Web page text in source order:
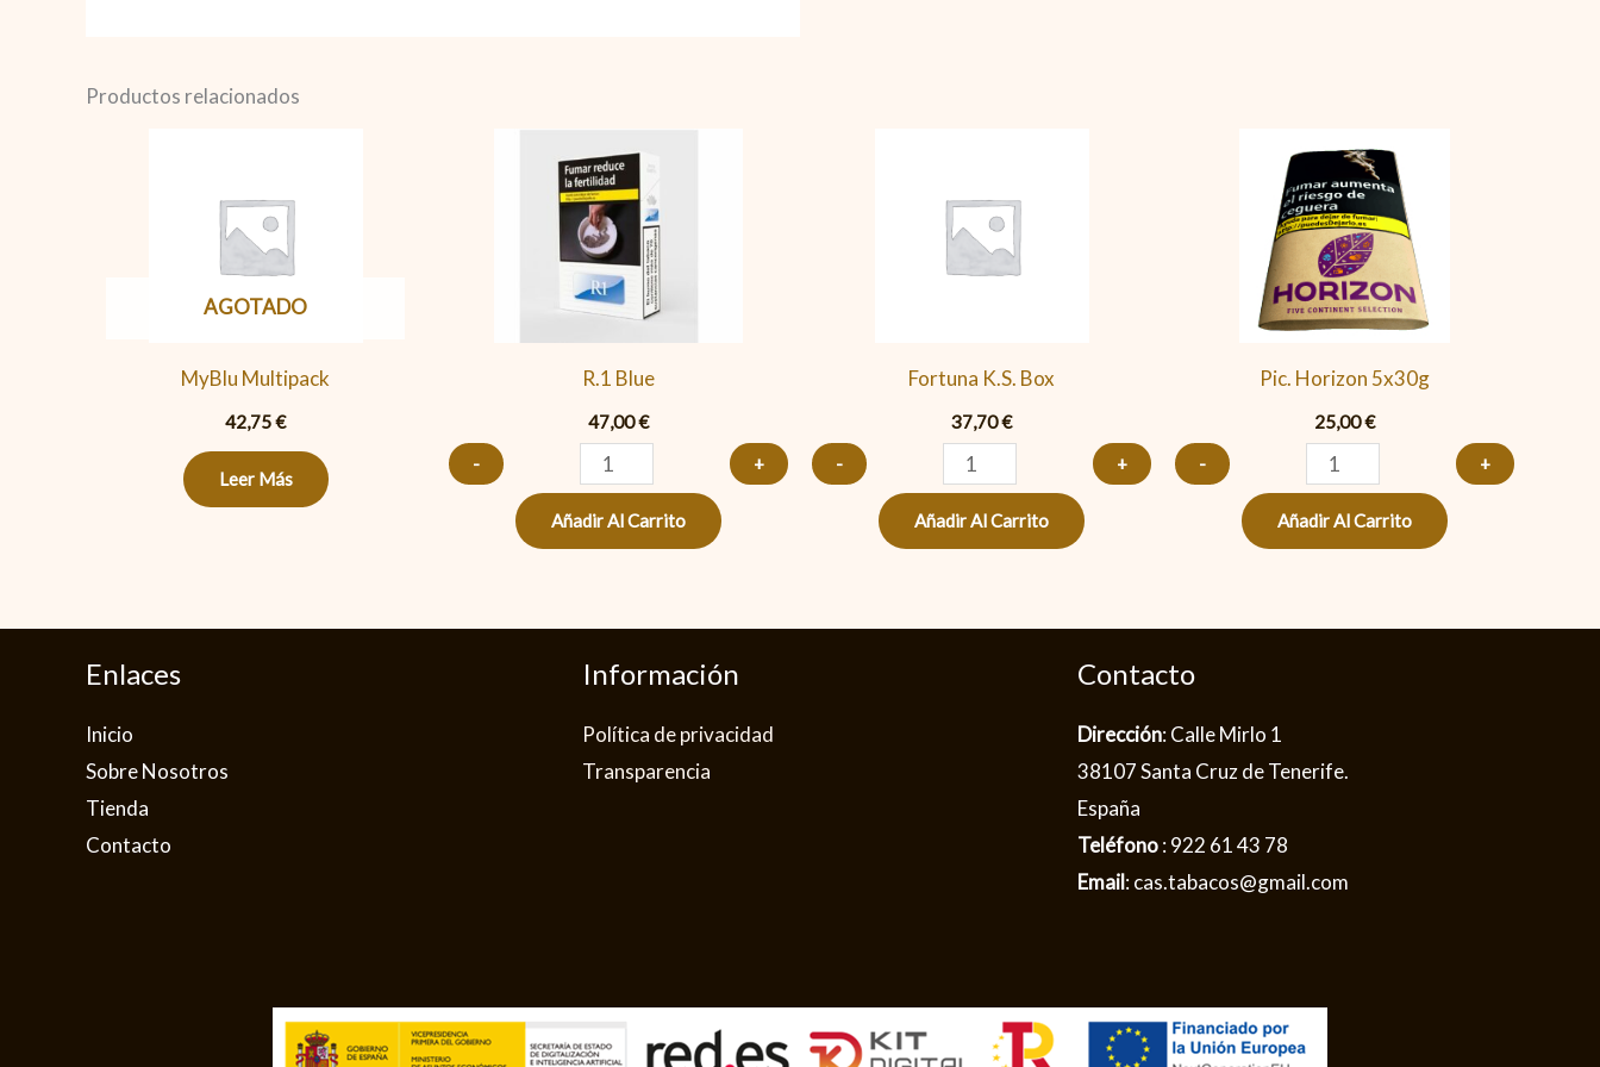
Productos relacionados
AGOTADO
MyBlu Multipack
42,75€
Leer Más
R.1 Blue
47,00€
-
Blue
cantidad
+
Añadir Al Carrito
Fortuna K.S. Box
37,70€
-
cantidad
+
Añadir Al Carrito
Pic. Horizon 5x30g
25,00€
-
Pic.
Horizon
5x30g
cantidad
+
Añadir Al Carrito
Enlaces
Inicio
Sobre Nosotros
Tienda
Contacto
Información
Política de privacidad​
Transparencia
Contacto
Dirección: Calle Mirlo 1
38107 Santa Cruz de Tenerife.
España
Teléfono: 922 61 43 78
Email: cas.tabacos@gmail.com